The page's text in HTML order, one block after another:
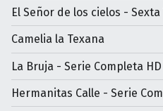
El Señor de los cielos -
Camelia la Texana
La Bruja - Serie Completa HD
Hermanitas Calle - Serie